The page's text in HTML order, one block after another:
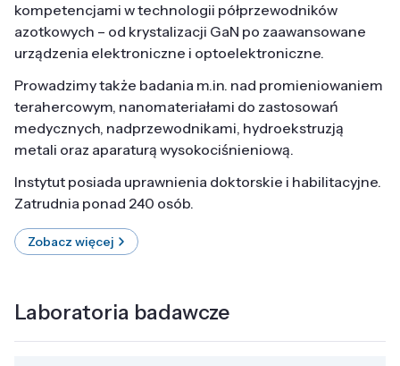
kompetencjami w technologii półprzewodników
azotkowych – od krystalizacji GaN po zaawansowane
urządzenia elektroniczne i optoelektroniczne.
Prowadzimy także badania m.in. nad promieniowaniem
terahercowym, nanomateriałami do zastosowań
medycznych, nadprzewodnikami, hydroekstruzją
metali oraz aparaturą wysokociśnieniową.
Instytut posiada uprawnienia doktorskie i habilitacyjne.
Zatrudnia ponad 240 osób.
Zobacz więcej
Laboratoria badawcze